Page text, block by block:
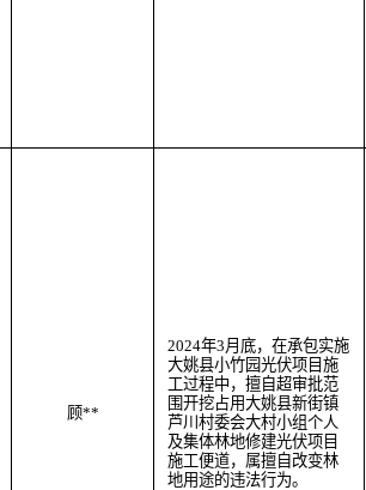
顾**
2024年3月 底， 在承包实施
大姚县小竹园光伏项目施
工过程中， 擅自超审批范
围开挖占用大姚县新街镇
芦川村委会大村小组个人
及集体林地修建光伏项目
施工便道，属擅自改变林
地用途的违法行为。